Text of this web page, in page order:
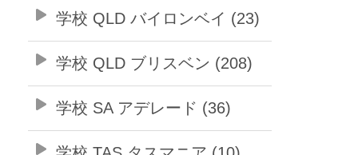
学校 QLD バイロンベイ (23)
学校 QLD ブリスベン (208)
学校 SA アデレード (36)